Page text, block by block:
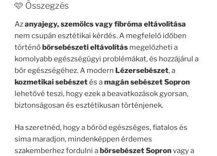
🩷 Összegzés
Azanyajegy, szemölcs vagy fibróma eltávolítása
nem csupán esztétikai kérdés. A megfelelő időben
történőbőrsebészeti eltávolítás megelőzheti a
komolyabb egészségügyi problémákat, és hozzájárul a
bőr egészségéhez. A modern Lézersebészet, a
kozmetikai sebészetés amagán sebészet Sopron
lehetővé teszi, hogy ezek a beavatkozások gyorsan,
biztonságosan és esztétikusan történjenek.
Ha szeretnéd, hogy a bőröd egészséges, fiatalos és
sima maradjon, mindenképpen érdemes
szakemberhez fordulni a bőrsebészet Sopronvagy a